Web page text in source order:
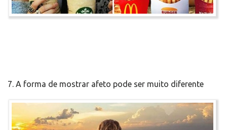
7. A forma de mostrar afeto pode ser muito diferente